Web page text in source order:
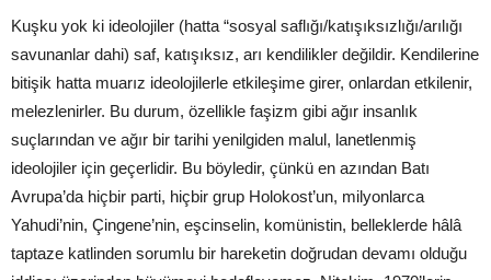
Kuşku yok ki ideolojiler (hatta “sosyal saflığı/katışıksızlığı/arılığı
savunanlar dahi) saf, katışıksız, arı kendilikler değildir. Kendilerine
bitişik hatta muarız ideolojilerle etkileşime girer, onlardan etkilenir,
melezlenirler. Bu durum, özellikle faşizm gibi ağır insanlık
suçlarından ve ağır bir tarihi yenilgiden malul, lanetlenmiş
ideolojiler için geçerlidir. Bu böyledir, çünkü en azından Batı
Avrupa’da hiçbir parti, hiçbir grup Holokost’un, milyonlarca
Yahudi’nin, Çingene’nin, eşcinselin, komünistin, belleklerde hâlâ
taptaze katlinden sorumlu bir hareketin doğrudan devamı olduğu